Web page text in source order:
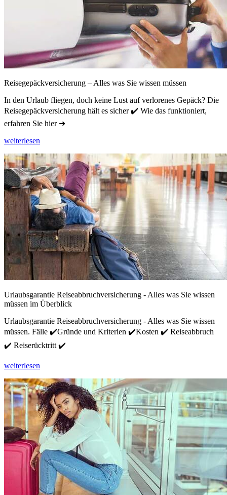
Reisegepäckversicherung – Alles was Sie wissen müssen
In den Urlaub fliegen, doch keine Lust auf verlorenes Gepäck? Die
Reisegepäckversicherung hält es sicher ✔️ Wie das funktioniert,
erfahren Sie hier ➜
weiterlesen
Urlaubsgarantie Reiseabbruchversicherung - Alles was Sie wissen
müssen im Überblick
Urlaubsgarantie Reiseabbruchversicherung - Alles was Sie wissen
müssen. Fälle ✔️Gründe und Kriterien ✔️Kosten ✔️ Reiseabbruch
✔️ Reiserücktritt ✔️
weiterlesen